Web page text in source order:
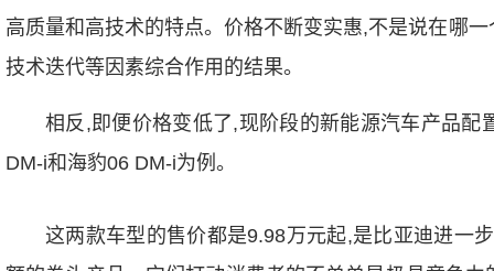
高质量和高技术的特点。价格不断变实惠,不是说在哪
技术迭代等因素综合作用的结果。
相反,即便价格变低了,现阶段的新能源汽车产品
DM-i和海豹06 DM-i为例。
这两款车型的售价都是9.98万元起,是比亚迪进一